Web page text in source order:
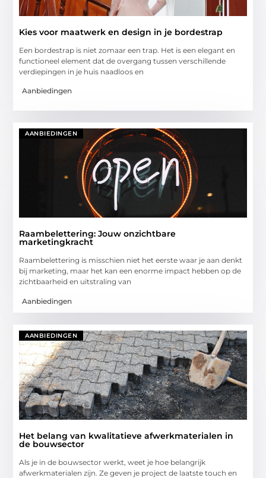
Kies voor maatwerk en design in je bordestrap
Een bordestrap is niet zomaar een trap. Het is een elegant en
functioneel element dat de overgang tussen verschillende
verdiepingen in je huis naadloos en
Aanbiedingen
AANBIEDINGEN
Raambelettering: Jouw onzichtbare
marketingkracht
Raambelettering is misschien niet het eerste waar je aan denkt
bij marketing, maar het kan een enorme impact hebben op de
zichtbaarheid en uitstraling van
Aanbiedingen
AANBIEDINGEN
Het belang van kwalitatieve afwerkmaterialen in
de bouwsector
Als je in de bouwsector werkt, weet je hoe belangrijk
afwerkmaterialen zijn. Ze geven je project de laatste touch en